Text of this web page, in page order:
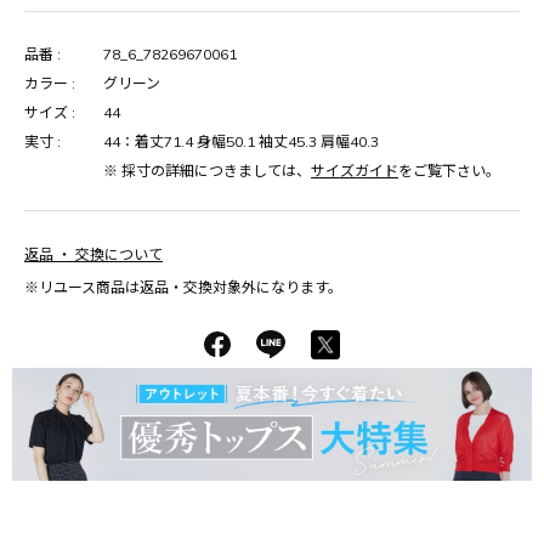
品番 :
78_6_78269670061
カラー :
グリーン
サイズ :
44
実寸 :
44：着丈71.4 身幅50.1 袖丈45.3 肩幅40.3
※ 採寸の詳細につきましては、 サイズガイドをご覧下さい。
返品 ・ 交換について
※リユース商品は返品・交換対象外になります。